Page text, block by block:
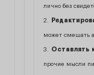
лично без
2.
может смешать
3. Оставлять
прочие мысли